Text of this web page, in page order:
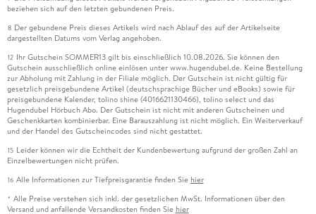
beziehen sich auf den letzten gebundenen Preis.
8 Der gebundene Preis dieses Artikels wird nach Ablauf des auf der Artikelseite
dargestellten Datums vom Verlag angehoben.
12 Ihr Gutschein SOMMER13 gilt bis einschließlich 10.08.2026. Sie können den
Gutschein ausschließlich online einlösen unter www.hugendubel.de. Keine Bestellung
zur Abholung mit Zahlung in der Filiale möglich. Der Gutschein ist nicht gültig für
gesetzlich preisgebundene Artikel (deutschsprachige Bücher und eBooks) sowie für
preisgebundene Kalender, tolino shine (4016621130466), tolino select und das
Hugendubel Hörbuch Abo. Der Gutschein ist nicht mit anderen Gutscheinen und
Geschenkkarten kombinierbar. Eine Barauszahlung ist nicht möglich. Ein Weiterverkauf
und der Handel des Gutscheincodes sind nicht gestattet.
15 Leider können wir die Echtheit der Kundenbewertung aufgrund der großen Zahl an
Einzelbewertungen nicht prüfen.
16 Alle Informationen zur Tiefpreisgarantie finden Sie hier
* Alle Preise verstehen sich inkl. der gesetzlichen MwSt. Informationen über den
Versand und anfallende Versandkosten finden Sie hier